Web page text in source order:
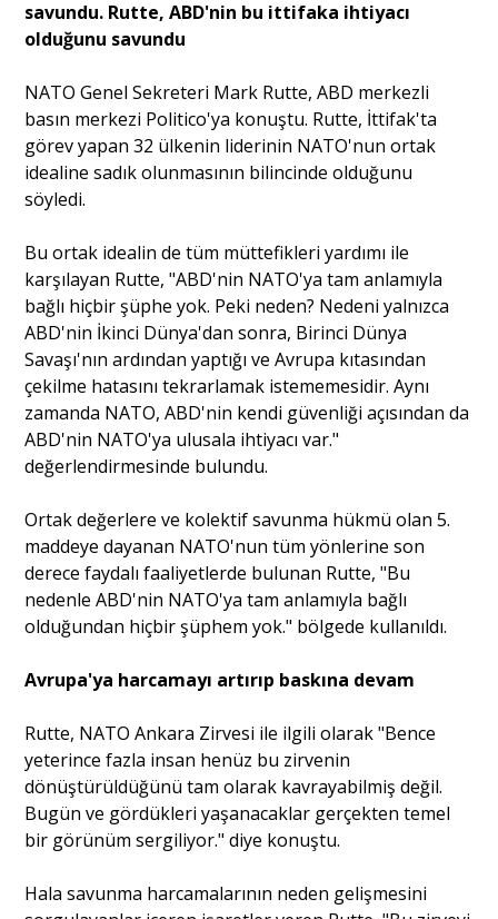
Söyleşi
Portre
Yazarlar
Dosya Haber
Ankara Analiz
Sağlık
savundu. Rutte, ABD'nin bu ittifaka ihtiyacı
olduğunu savundu
NATO Genel Sekreteri Mark Rutte, ABD merkezli
basın merkezi Politico'ya konuştu. Rutte, İttifak'ta
görev yapan 32 ülkenin liderinin NATO'nun ortak
idealine sadık olunmasının bilincinde olduğunu
söyledi.
Bu ortak idealin de tüm müttefikleri yardımı ile
karşılayan Rutte, "ABD'nin NATO'ya tam anlamıyla
bağlı hiçbir şüphe yok. Peki neden? Nedeni yalnızca
ABD'nin İkinci Dünya'dan sonra, Birinci Dünya
Savaşı'nın ardından yaptığı ve Avrupa kıtasından
çekilme hatasını tekrarlamak istememesidir. Aynı
zamanda NATO, ABD'nin kendi güvenliği açısından da
ABD'nin NATO'ya ulusala ihtiyacı var."
değerlendirmesinde bulundu.
Ortak değerlere ve kolektif savunma hükmü olan 5.
maddeye dayanan NATO'nun tüm yönlerine son
derece faydalı faaliyetlerde bulunan Rutte, "Bu
nedenle ABD'nin NATO'ya tam anlamıyla bağlı
olduğundan hiçbir şüphem yok." bölgede kullanıldı.
Avrupa'ya harcamayı artırıp baskına devam
Rutte, NATO Ankara Zirvesi ile ilgili olarak "Bence
yeterince fazla insan henüz bu zirvenin
dönüştürüldüğünü tam olarak kavrayabilmiş değil.
Bugün ve gördükleri yaşanacaklar gerçekten temel
bir görünüm sergiliyor." diye konuştu.
Hala savunma harcamalarının neden gelişmesini